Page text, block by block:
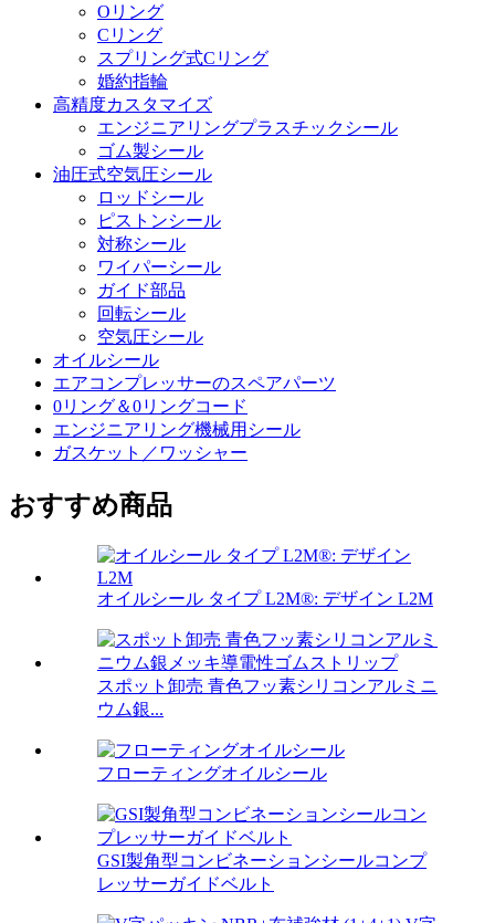
Oリング
Cリング
スプリング式Cリング
婚約指輪
高精度カスタマイズ
エンジニアリングプラスチックシール
ゴム製シール
油圧式空気圧シール
ロッドシール
ピストンシール
対称シール
ワイパーシール
ガイド部品
回転シール
空気圧シール
オイルシール
エアコンプレッサーのスペアパーツ
0リング＆0リングコード
エンジニアリング機械用シール
ガスケット／ワッシャー
おすすめ商品
オイルシール タイプ L2M®: デザイン L2M
スポット卸売 青色フッ素シリコンアルミニ
ウム銀...
フローティングオイルシール
GSI製角型コンビネーションシールコンプ
レッサーガイドベルト